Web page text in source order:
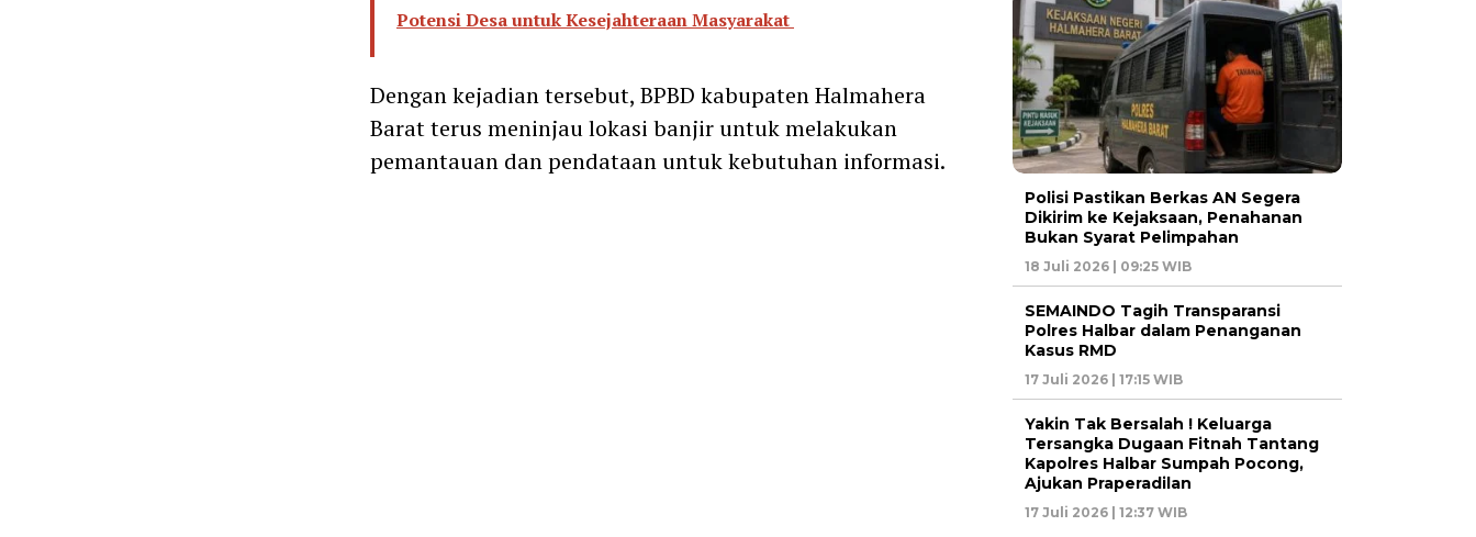
Potensi Desa untuk Kesejahteraan Masyarakat
Dengan kejadian tersebut, BPBD kabupaten Halmahera
Barat terus meninjau lokasi banjir untuk melakukan
pemantauan dan pendataan untuk kebutuhan informasi.
Polisi Pastikan Berkas AN Segera
Dikirim ke Kejaksaan, Penahanan
Bukan Syarat Pelimpahan
18 Juli 2026 | 09:25 WIB
SEMAINDO Tagih Transparansi
Polres Halbar dalam Penanganan
Kasus RMD
17 Juli 2026 | 17:15 WIB
Yakin Tak Bersalah ! Keluarga
Tersangka Dugaan Fitnah Tantang
Kapolres Halbar Sumpah Pocong,
Ajukan Praperadilan
17 Juli 2026 | 12:37 WIB